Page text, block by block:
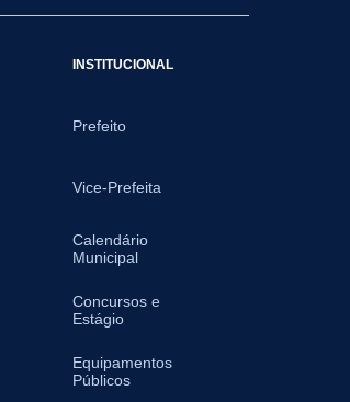
INSTITUCIONAL
Prefeito
Vice-Prefeita
Calendário
Municipal
Concursos e
Estágio
Equipamentos
Públicos